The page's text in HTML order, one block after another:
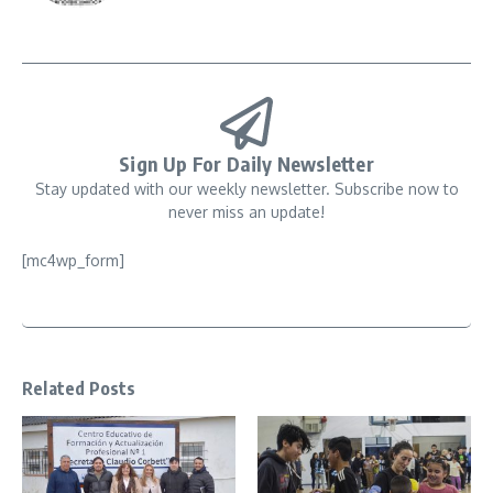
Sign Up For Daily Newsletter
Stay updated with our weekly newsletter. Subscribe now to
never miss an update!
[mc4wp_form]
Related Posts